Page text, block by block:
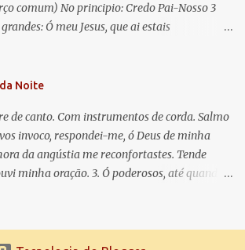
comum) No principio: Credo Pai-Nosso 3
Ó meu Jesus, que ai estais
pequenas: Sacramento de Amor!
Vossa força, Vosso perdão e a Vossa
Rezar 3 vezes: Louvores e graças se deem a
e Diviníssimo Sacramento.
Noite
de canto. Com instrumentos de corda. Salmo
invoco, respondei-me, ó Deus de minha
da angústia me reconfortastes. Tende
minha oração. 3. Ó poderosos, até quando
o invoquei. 5. Tremei, mas sem pecar;